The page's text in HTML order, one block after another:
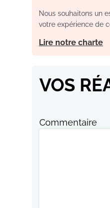
Nous souhaitons un
votre expérience de
Lire notre charte
VOS
Commentaire